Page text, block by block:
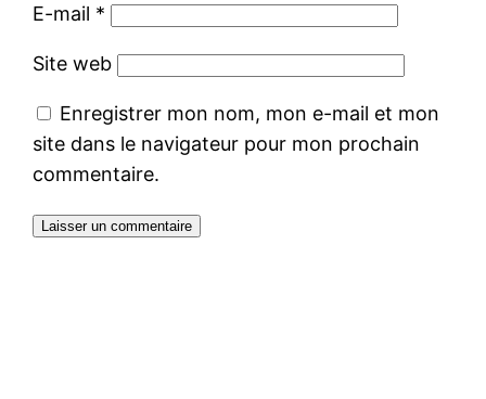
E-mail *
Site web
Enregistrer mon nom, mon e-mail et mon
site dans le navigateur pour mon prochain
commentaire.